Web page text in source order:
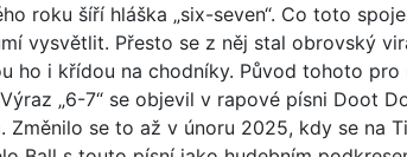
roku šíří hláška „six-seven“. Co toto
vysvětlit. Přesto se z něj stal obrovský
ho i křídou na chodníky. Původ tohoto pro
„6-7“ se objevil v rapové písni Doot
se to až v únoru 2025, kdy se na